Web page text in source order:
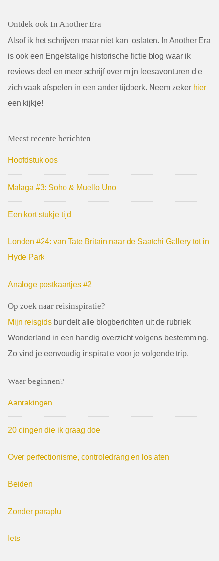
Ontdek ook In Another Era
Alsof ik het schrijven maar niet kan loslaten. In Another Era
is ook een Engelstalige historische fictie blog waar ik
reviews deel en meer schrijf over mijn leesavonturen die
zich vaak afspelen in een ander tijdperk. Neem zeker hier
een kijkje!
Meest recente berichten
Hoofdstukloos
Malaga #3: Soho & Muello Uno
Een kort stukje tijd
Londen #24: van Tate Britain naar de Saatchi Gallery tot in
Hyde Park
Analoge postkaartjes #2
Op zoek naar reisinspiratie?
Mijn reisgids bundelt alle blogberichten uit de rubriek
Wonderland in een handig overzicht volgens bestemming.
Zo vind je eenvoudig inspiratie voor je volgende trip.
Waar beginnen?
Aanrakingen
20 dingen die ik graag doe
Over perfectionisme, controledrang en loslaten
Beiden
Zonder paraplu
Iets